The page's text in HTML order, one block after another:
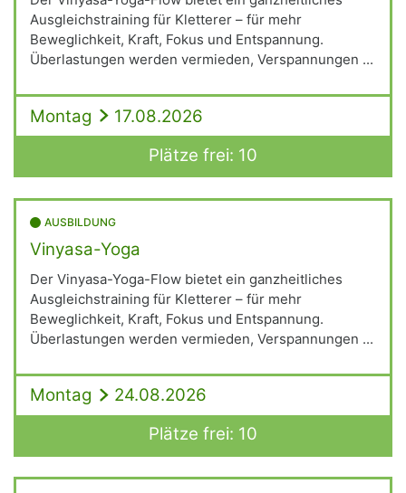
Ausgleichstraining für Kletterer – für mehr
Beweglichkeit, Kraft, Fokus und Entspannung.
Überlastungen werden vermieden, Verspannungen ...
Montag
17.08.2026
Plätze frei: 10
AUSBILDUNG
Vinyasa-Yoga
Der Vinyasa-Yoga-Flow bietet ein ganzheitliches
Ausgleichstraining für Kletterer – für mehr
Beweglichkeit, Kraft, Fokus und Entspannung.
Überlastungen werden vermieden, Verspannungen ...
Montag
24.08.2026
Plätze frei: 10